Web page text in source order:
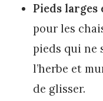
Pieds
pour les
pieds qui ne
l’herbe et
de glisser.